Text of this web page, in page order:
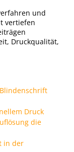
und
vertiefen
Druckqualität,
Druck
die
in der